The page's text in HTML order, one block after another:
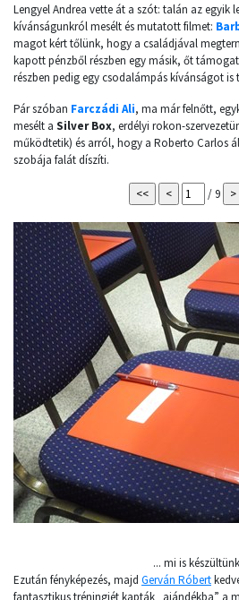
Lengyel Andrea vette át a szót: talán az egyik
kívánságunkról mesélt és mutatott filmet:
magot kért tőlünk, hogy a családjával
kapott pénzből részben egy másik, őt
részben pedig egy csodalámpás kívánságot is
Pár szóban Farczádi Ali, ma már felnőtt,
mesélt a Silver Box, erdélyi rokon-
működtetik) és arról, hogy a Roberto Carlos
szobája falát díszíti.
/ 9
... mi is
Ezután fényképezés, majd Gerván Róbert
fantasztikus tréningjét kapták „ajándékba” a